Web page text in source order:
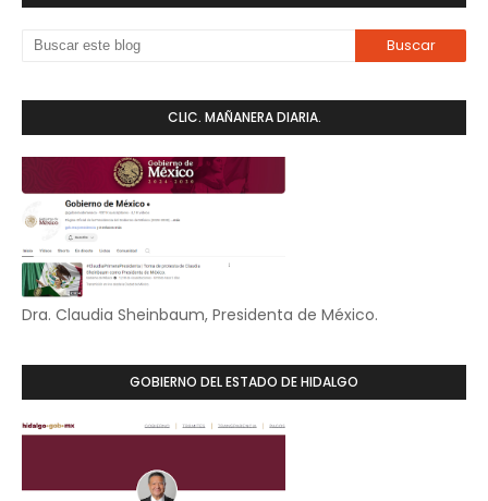
CLIC. MAÑANERA DIARIA.
Dra. Claudia Sheinbaum, Presidenta de México.
GOBIERNO DEL ESTADO DE HIDALGO